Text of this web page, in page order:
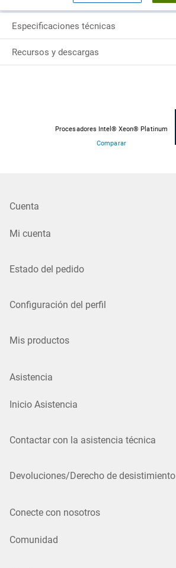
Especificaciones técnicas
Recursos y descargas
Procesadores Intel® Xeon® Platinum
Comparar
Cuenta
Mi cuenta
Estado del pedido
Configuración del perfil
Mis productos
Asistencia
Inicio Asistencia
Contactar con la asistencia técnica
Devoluciones/Derecho de desistimiento
Conecte con nosotros
Comunidad